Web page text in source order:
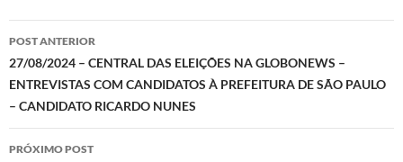
Navegação
de
posts
POST ANTERIOR
27/08/2024 – CENTRAL DAS ELEIÇÕES NA GLOBONEWS –
ENTREVISTAS COM CANDIDATOS À PREFEITURA DE SÃO PAULO
– CANDIDATO RICARDO NUNES
PRÓXIMO POST